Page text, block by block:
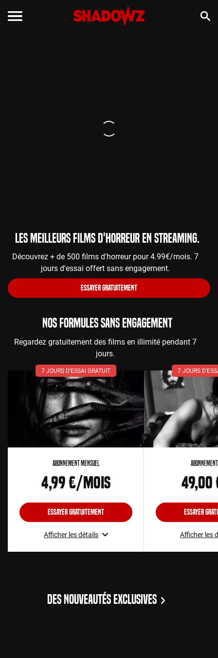
Les meilleurs films d'horreur en streaming.
Découvrez + de 500 films d'horreur pour 4.99€/mois. 7
jours d'essai offert sans engagement.
ESSAYER GRATUITEMENT
NOS FORMULES SANS ENGAGEMENT
Regardez gratuitement des films en illimité pendant 7
jours.
7 JOURS D'ESSAI GRATUIT
Abonnement Mensuel
4,99 €/mois
Essayer gratuitement
Afficher les détails
7 JOURS
Essayer
Afficher les
DES NOUVEAUTÉS EXCLUSIVES